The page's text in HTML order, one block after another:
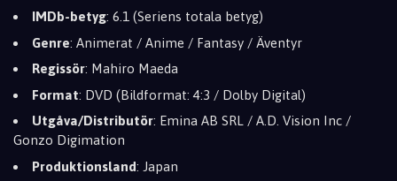
IMDb-betyg: 6.1 (Seriens totala betyg)
Genre: Animerat / Anime / Fantasy / Äventyr
Regissör: Mahiro Maeda
Format: DVD (Bildformat: 4:3 / Dolby Digital)
Utgåva/Distributör: Emina AB SRL / A.D. Vision Inc /
Gonzo Digimation
Produktionsland: Japan